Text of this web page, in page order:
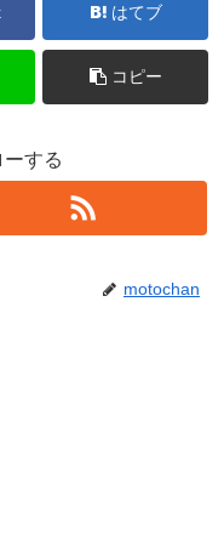
はてブ
コピー
する
motochan